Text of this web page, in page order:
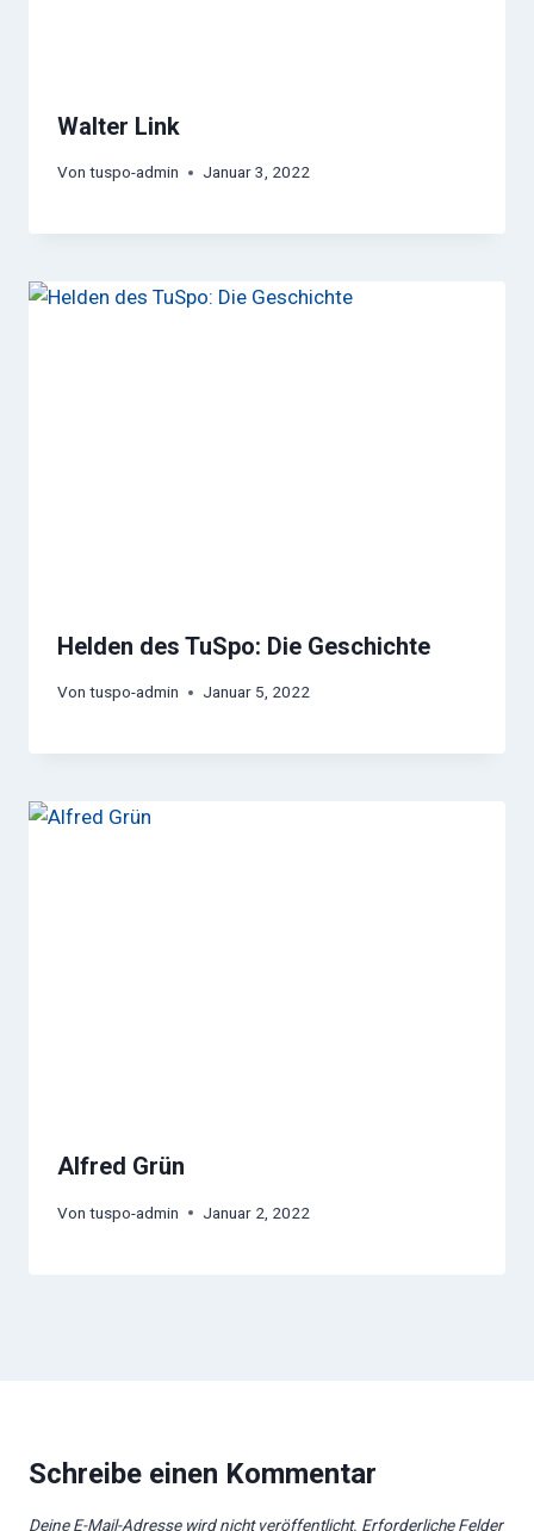
Walter Link
Von tuspo-admin Januar 3, 2022
Helden des TuSpo: Die Geschichte
Von tuspo-admin Januar 5, 2022
Alfred Grün
Von tuspo-admin Januar 2, 2022
Schreibe einen Kommentar
Deine E-Mail-Adresse wird nicht veröffentlicht. Erforderliche Felder